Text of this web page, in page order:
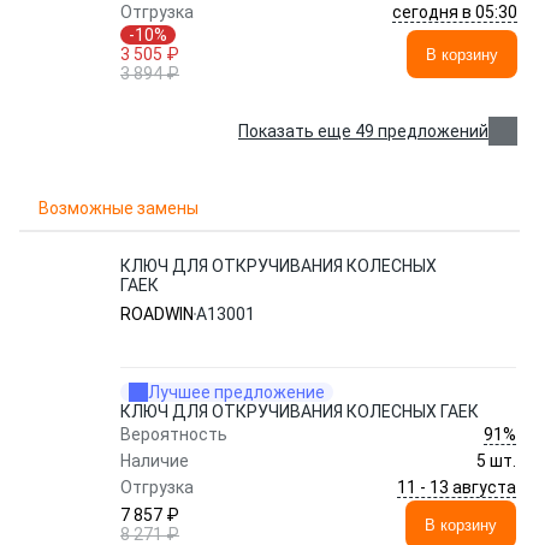
Отгрузка
сегодня в 05:30
-10%
3 505 ₽
3 894 ₽
В корзину
Показать еще 49 предложений
Возможные замены
КЛЮЧ ДЛЯ ОТКРУЧИВАНИЯ КОЛЕСНЫХ
ГАЕК
ROADWIN A13001
Лучшее предложение
КЛЮЧ ДЛЯ ОТКРУЧИВАНИЯ КОЛЕСНЫХ ГАЕК
Вероятность
91%
Наличие
5 шт.
Отгрузка
11 - 13 августа
7 857 ₽
8 271 ₽
В корзину